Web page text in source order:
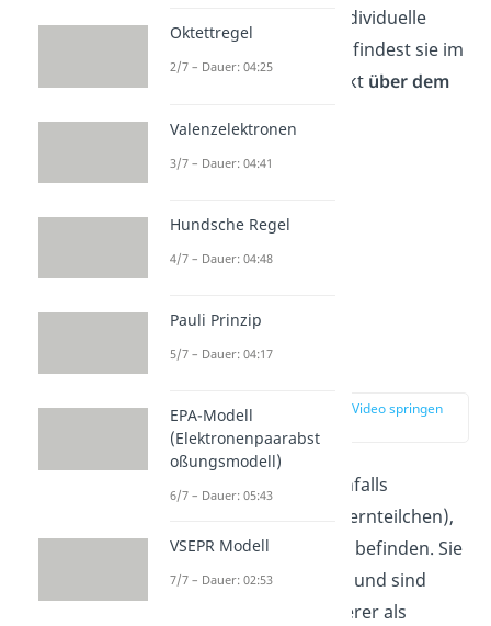
Element auch eine individuelle
Kernladungszahl
Du findest sie im
Periodensystem
ktüber dem
Neutronen
zur Stelle im Video springen
Neutronen
ind ebenfalls
chen (Kernteilchen),
diesich im Atomkern befinden. Sie
tragenkeine Ladung und sind
ererals
Oktettregel
2/7 – Dauer: 04:25
Valenzelektronen
3/7 – Dauer: 04:41
Hundsche Regel
4/7 – Dauer: 04:48
Pauli Prinzip
5/7 – Dauer: 04:17
EPA-Modell
(Elektronenpaarabst
oßungsmodell)
6/7 – Dauer: 05:43
VSEPR Modell
7/7 – Dauer: 02:53